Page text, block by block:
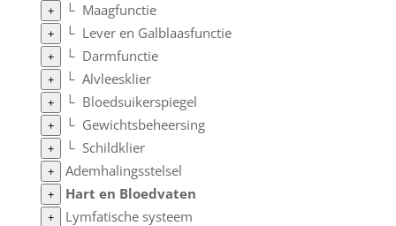
+ └ Maagfunctie
+ └ Lever en Galblaasfunctie
+ └ Darmfunctie
+ └ Alvleesklier
+ └ Bloedsuikerspiegel
+ └ Gewichtsbeheersing
+ └ Schildklier
+ Ademhalingsstelsel
+ Hart en Bloedvaten
+ Lymfatische systeem